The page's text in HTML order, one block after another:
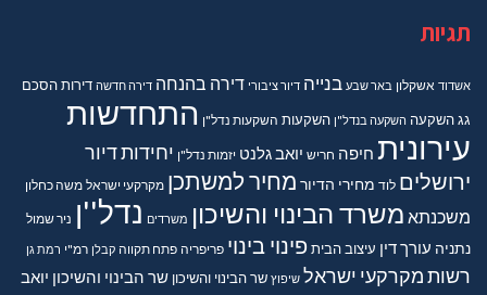
תגיות
אשדוד אשקלון באר שבע בנייה דיור ציבורי דירה בהנחה דירה חדשה דירותהסכם
גגהשקעה השקעה בנדל"ן השקעות השקעות נדל"ן התחדשות
עירונית חיפה חריש יואב גלנט יזמות נדל"ן יחידות דיור
ירושלים לוד מחירי הדיור מחיר למשתכן מקרקעי ישראל משה כחלון
משכנתא משרד הבינוי והשיכון משרדים נדל''ן ניר שמול
נתניה עורך דין עיצוב הבית פינוי בינוי פריפריה פתח תקווה קבלן רמ"י רמת גן
רשות מקרקעי ישראל שיפוץ שר הבינוי והשיכון שר הבינוי והשיכון יואב